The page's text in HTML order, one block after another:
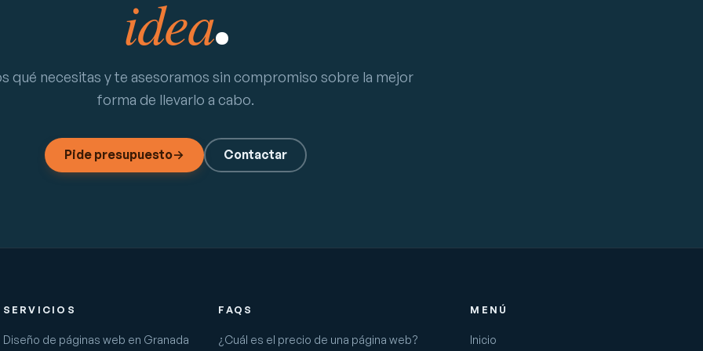
idea.
qué necesitas y te asesoramos sin compromiso sobre la mejor
forma de llevarlo a cabo.
Pide presupuesto→ Contactar
SERVICIOS
Diseño de páginas web en Granada
FAQS
¿Cuál es el precio de una página web?
MENÚ
Inicio